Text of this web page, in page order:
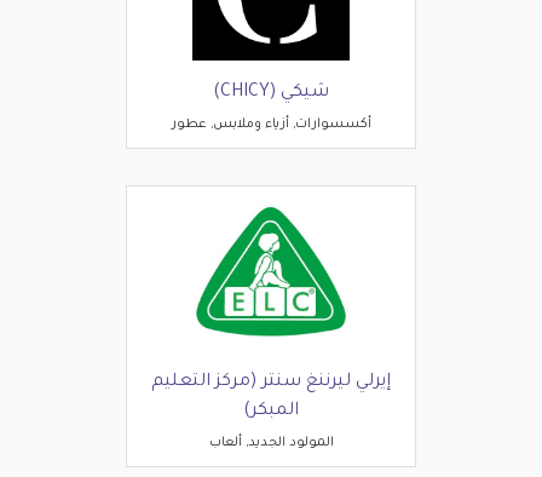
شيكي (CHICY)
أكسسوارات, أزياء وملابس, عطور
إيرلي ليرننغ سنتر (مركز التعليم
المبكر)
المولود الجديد, ألعاب